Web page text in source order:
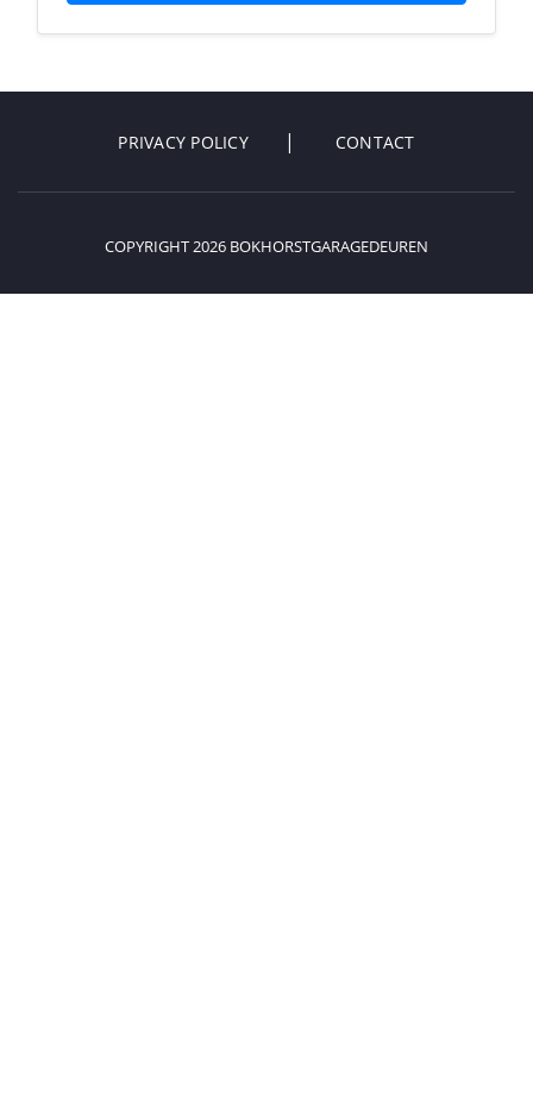
PRIVACY POLICY CONTACT
COPYRIGHT 2026 BOKHORSTGARAGEDEUREN